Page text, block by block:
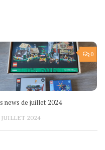
0
news de juillet 2024
JUILLET 2024